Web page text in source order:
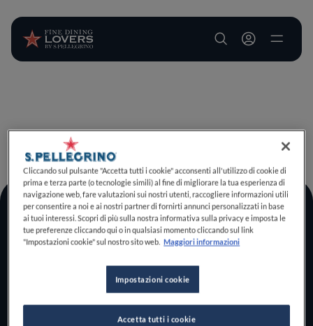
User account
TORNA A INIZIO PAGINA
Home
Log In
Scopri il vero
foodie che è in te
Cliccando sul pulsante "Accetta tutti i cookie" acconsenti all'utilizzo di cookie di
prima e terza parte (o tecnologie simili) al fine di migliorare la tua esperienza di
navigazione web, fare valutazioni sui nostri utenti, raccogliere informazioni utili
per consentire a noi e ai nostri partner di fornirti annunci personalizzati in base
ai tuoi interessi. Scopri di più sulla nostra informativa sulla privacy e imposta le
tue preferenze cliccando qui o in qualsiasi momento cliccando sul link
"Impostazioni cookie" sul nostro sito web. Maggiori informazioni
Impostazioni cookie
Accetta tutti i cookie